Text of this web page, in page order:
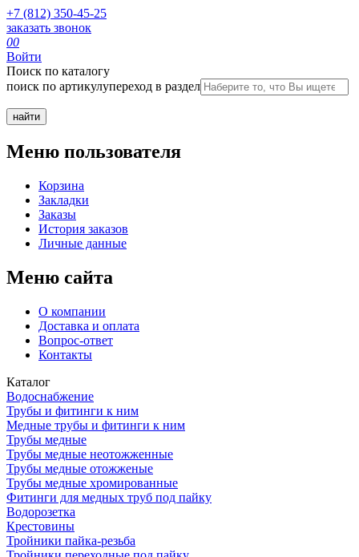
+7 (812) 350-45-25
заказать звонок
00
Войти
Поиск по каталогу
поиск по артикулупереход в раздел
Меню пользователя
Корзина
Закладки
Заказы
История заказов
Личные данные
Меню сайта
О компании
Доставка и оплата
Вопрос-ответ
Контакты
Каталог
Водоснабжение
Трубы и фитинги к ним
Медные трубы и фитинги к ним
Трубы медные
Трубы медные неотожженные
Трубы медные отожженые
Трубы медные хромированные
Фитинги для медных труб под пайку
Водорозетка
Крестовины
Тройники пайка-резьба